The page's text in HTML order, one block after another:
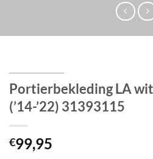
Portierbekleding LA
(’14-’22) 31393115
€99,95